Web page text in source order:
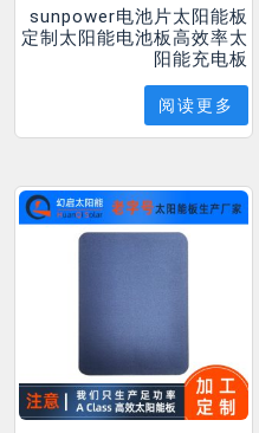
sunpower电池片太阳能板
定制太阳能电池板高效率太
阳能充电板
阅读更多